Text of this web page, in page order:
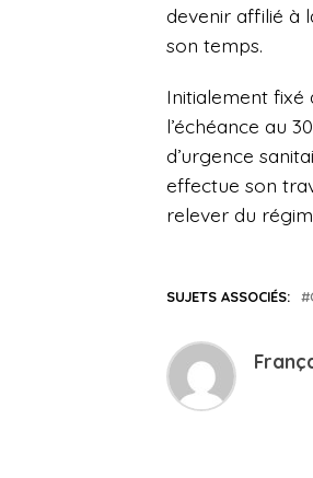
devenir affilié à
son temps.
Initialement fixé
l’échéance au
d’urgence
effectue son
relever du
SUJETS ASSOCIÉS: